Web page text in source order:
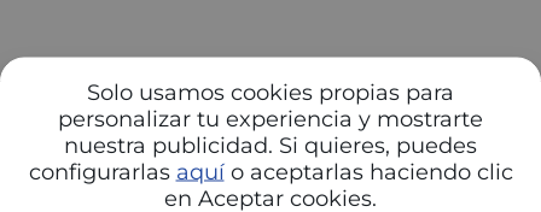
Solo usamos cookies propias para
personalizar tu experiencia y mostrarte
nuestra publicidad. Si quieres, puedes
configurarlas aquío aceptarlas haciendo clic
en Aceptar cookies.